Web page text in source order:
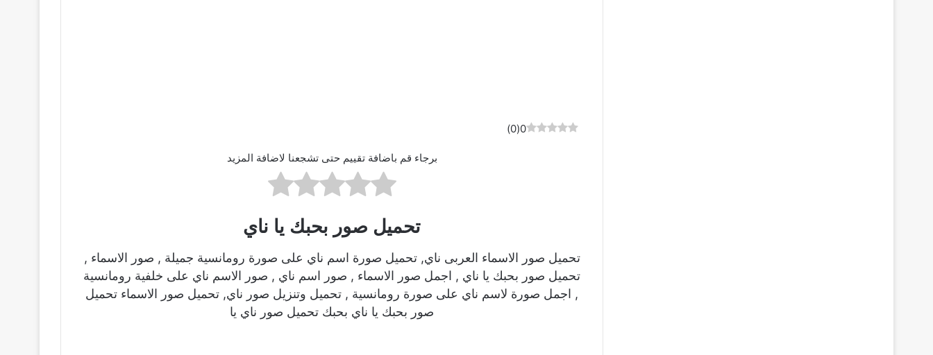
0
(
0
)
برجاء قم باضافة تقييم حتى تشجعنا لاضافة المزيد
تحميل صور بحبك يا ناي
تحميل صور الاسماء العربى ناي, تحميل صورة اسم ناي على صورة رومانسية جميلة , صور الاسماء ,
تحميل صور بحبك يا ناي , اجمل صور الاسماء , صور اسم ناي , صور الاسم ناي على خلفية رومانسية
, اجمل صورة لاسم ناي على صورة رومانسية , تحميل وتنزيل صور ناي, تحميل صور الاسماء تحميل
صور بحبك يا ناي بحبك تحميل صور ناي يا